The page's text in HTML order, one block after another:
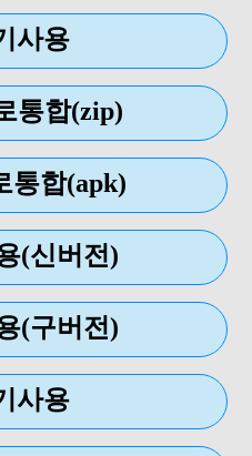
사용
통합(zip)
통합(apk)
(신버전)
(구버전)
사용